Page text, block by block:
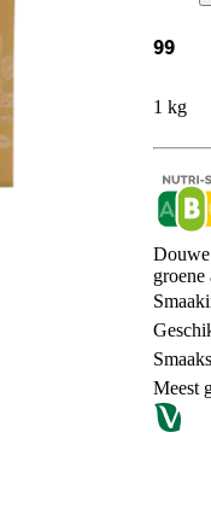
99
1 kg
Douwe
Meest